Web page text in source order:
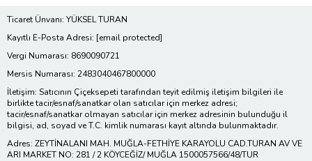
Ticaret Ünvanı: YÜKSEL TURAN
Kayıtlı E-Posta Adresi: [email protected]
Vergi Numarası: 8690090721
Mersis Numarası: 2483040467800000
İletişim: Satıcının Çiçeksepeti tarafından teyit edilmiş iletişim bilgileri ile
birlikte tacir/esnaf/sanatkar olan satıcılar için merkez adresi;
tacir/esnaf/sanatkar olmayan satıcılar için merkez adresinin bulunduğu il
bilgisi, ad, soyad ve T.C. kimlik numarası kayıt altında bulunmaktadır.
Adres: ZEYTİNALANI MAH. MUĞLA-FETHİYE KARAYOLU CAD.TURAN AV VE
ARI MARKET NO: 281 / 2 KÖYCEĞİZ/ MUĞLA 1500057566/48/TUR